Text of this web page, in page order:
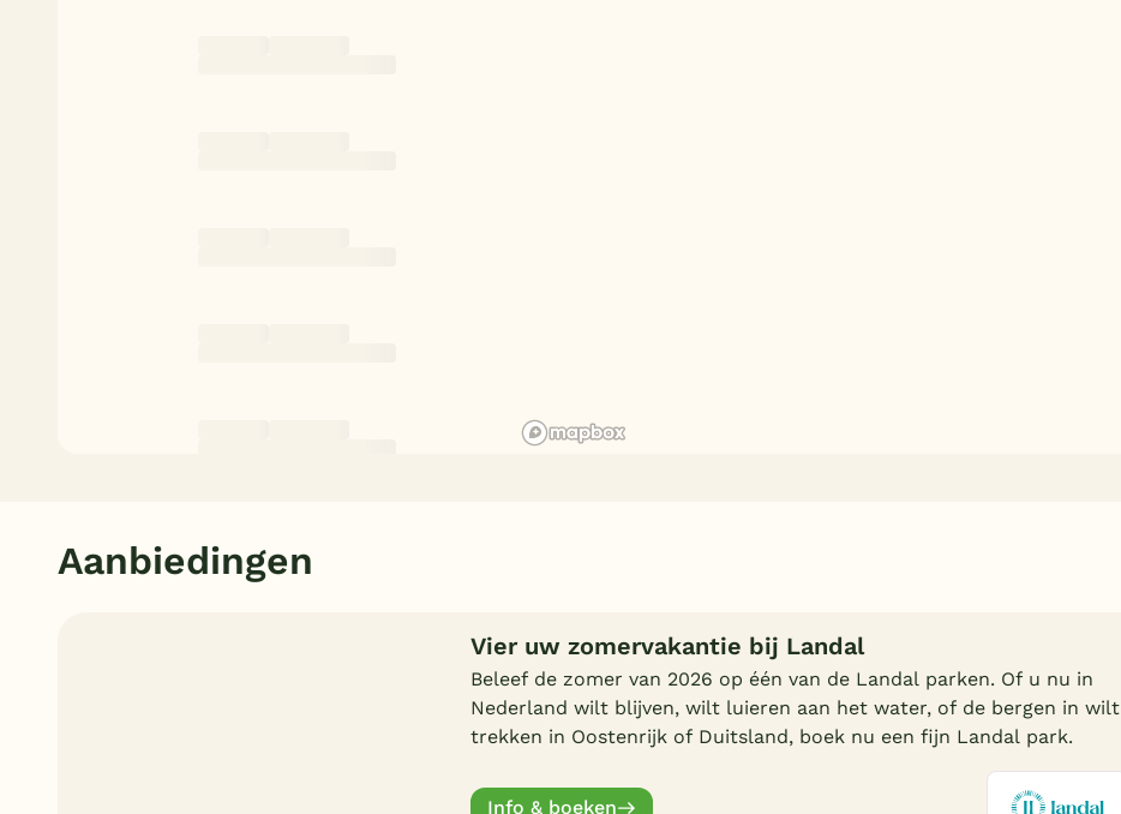
Aanbiedingen
Vier uw zomervakantie bij Landal
Beleef de zomer van 2026 op één van de Landal parken. Of u nu in
Nederland wilt blijven, wilt luieren aan het water, of de bergen in wilt
trekken in Oostenrijk of Duitsland, boek nu een fijn Landal park.
Info & boeken